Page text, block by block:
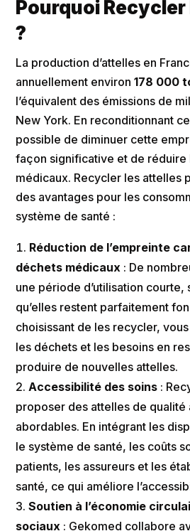
Pourquoi
?
La production d’attelles en
annuellement environ178 000
l’équivalent des émissions de
New York. En reconditionnant
possible de diminuer cette
façon significative et de réduire
médicaux. Recycler les attelles
des avantages pour les
système de santé :
Réduction de l’empreinte
déchets médicaux : De
une période d’utilisation courte,
qu’elles restent parfaitement
choisissant de les recycler,
les déchets et les besoins en
produire de nouvelles attelles​.
Accessibilité des soins :
proposer des attelles de qualité
abordables. En intégrant les
le système de santé, les coûts
patients, les assureurs et les
santé, ce qui améliore
Soutien à l’économie
sociaux : Gekomed collabore